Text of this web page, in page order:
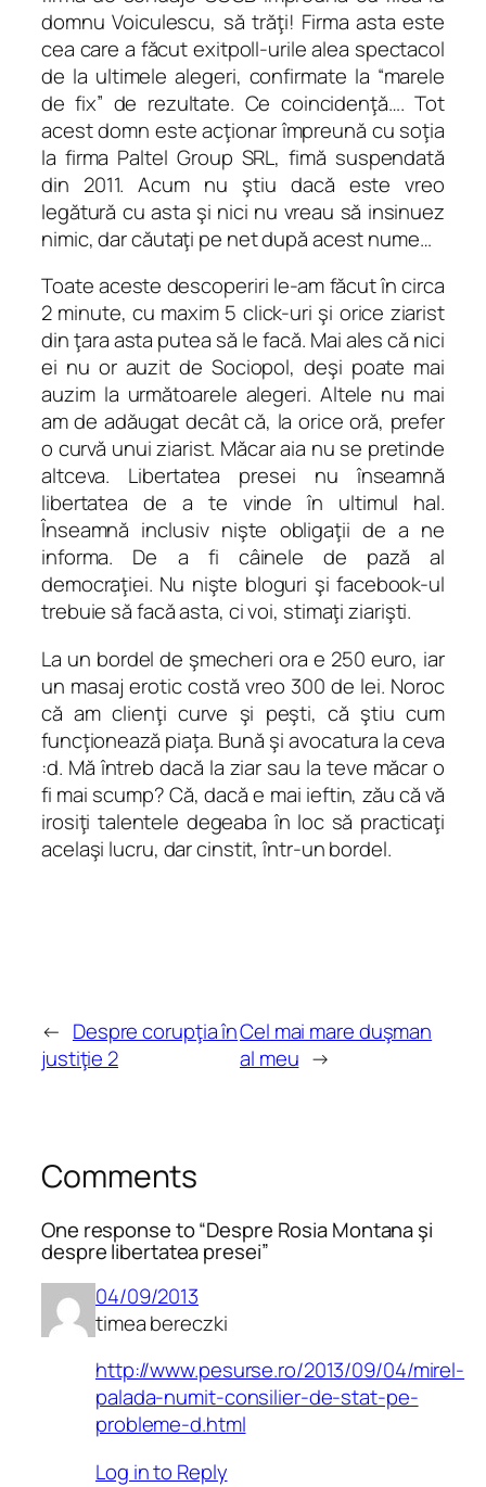
domnu Voiculescu, să trăţi! Firma asta este
cea care a făcut exitpoll-urile alea spectacol
de la ultimele alegeri, confirmate la “marele
de fix” de rezultate. Ce coincidenţă…. Tot
acest domn este acţionar împreună cu soţia
la firma Paltel Group SRL, fimă suspendată
din 2011. Acum nu ştiu dacă este vreo
legătură cu asta şi nici nu vreau să insinuez
nimic, dar căutaţi pe net după acest nume…
Toate aceste descoperiri le-am făcut în circa
2 minute, cu maxim 5 click-uri şi orice ziarist
din ţara asta putea să le facă. Mai ales că nici
ei nu or auzit de Sociopol, deşi poate mai
auzim la următoarele alegeri. Altele nu mai
am de adăugat decât că, la orice oră, prefer
o curvă unui ziarist. Măcar aia nu se pretinde
altceva. Libertatea presei nu înseamnă
libertatea de a te vinde în ultimul hal.
Înseamnă inclusiv nişte obligaţii de a ne
informa. De a fi câinele de pază al
democraţiei. Nu nişte bloguri şi facebook-ul
trebuie să facă asta, ci voi, stimaţi ziarişti.
La un bordel de şmecheri ora e 250 euro, iar
un masaj erotic costă vreo 300 de lei. Noroc
că am clienţi curve şi peşti, că ştiu cum
funcţionează piaţa. Bună şi avocatura la ceva
:d. Mă întreb dacă la ziar sau la teve măcar o
fi mai scump? Că, dacă e mai ieftin, zău că vă
irosiţi talentele degeaba în loc să practicaţi
acelaşi lucru, dar cinstit, într-un bordel.
← Despre corupţia în
justiţie 2
Cel mai mare duşman
al meu →
Comments
One response to “Despre Rosia Montana şi
despre libertatea presei”
04/09/2013
timea bereczki
http://www.pesurse.ro/2013/09/04/mirel-
palada-numit-consilier-de-stat-pe-
probleme-d.html
Log in to Reply